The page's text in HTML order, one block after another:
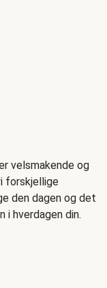
velsmakende og
forskjellige
den dagen og det
i hverdagen din.